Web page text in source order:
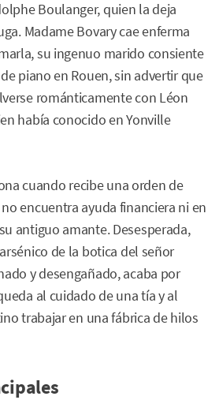
Boulanger, quien la deja
Madame Bovary cae enferma
su ingenuo marido consiente
piano en Rouen, sin advertir que
románticamente con Léon
había conocido en Yonville
cuando recibe una orden de
encuentra ayuda financiera ni en
antiguo amante. Desesperada,
de la botica del señor
y desengañado, acaba por
al cuidado de una tía y al
trabajar en una fábrica de hilos